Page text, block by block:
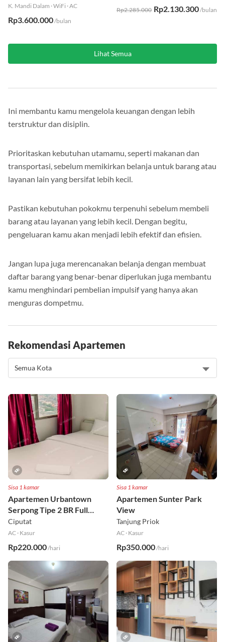
K. Mandi Dalam ·WiFi ·AC
Rp3.600.000/bulan
Rp2.285.000 Rp2.130.300/bulan
Lihat Semua
Ini membantu kamu mengelola keuangan dengan lebih
terstruktur dan disiplin.
Prioritaskan kebutuhan utamamu, seperti makanan dan
transportasi, sebelum memikirkan belanja untuk barang atau
layanan lain yang bersifat lebih kecil.
Pastikan kebutuhan pokokmu terpenuhi sebelum membeli
barang atau layanan yang lebih kecil. Dengan begitu,
pengeluaran kamu akan menjadi lebih efektif dan efisien.
Jangan lupa juga merencanakan belanja dengan membuat
daftar barang yang benar-benar diperlukan juga membantu
kamu menghindari pembelian impulsif yang hanya akan
menguras dompetmu.
Rekomendasi Apartemen
Sisa 1 kamar
Apartemen Urbantown
Serpong Tipe 2 BR Full
Furnished Lt 17 Selatan
Ciputat
AC · Kasur
Rp220.000/hari
Sisa 1 kamar
Apartemen Sunter Park
View
Tanjung Priok
AC · Kasur
Rp350.000/hari